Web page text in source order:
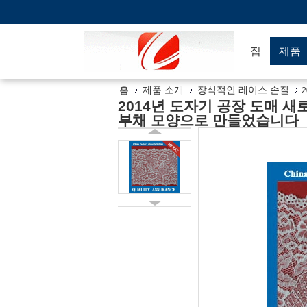
집 제품
홈 제품 소개 장식적인 레이스 손질
2014년 도자기 공장 도매 새
부채 모양으로 만들었습니다